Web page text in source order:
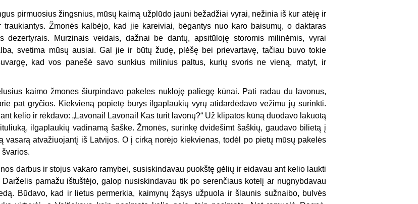
pirmuosius žingsnius, mūsų kaimą užplūdo jauni bežadžiai vyrai, nežinia iš kur atėję ir
traukiantys. Žmonės kalbėjo, kad jie kareiviai, bėgantys nuo karo baisumų, o daktaras
dezertyrais. Murzinais veidais, dažnai be dantų, apsitūloję storomis milinėmis, vyrai
svetima mūsų ausiai. Gal jie ir būtų žudę, plėšę bei prievartavę, tačiau buvo tokie
kad vos panešė savo sunkius milinius paltus, kurių svoris ne vieną, matyt, ir
kaimo žmones šiurpindavo pakeles nukloję paliegę kūnai. Pati radau du lavonus,
pat gryčios. Kiekvieną popietę būrys ilgaplaukių vyrų atidardėdavo vežimu jų surinkti.
kelio ir rėkdavo: „Lavonai! Lavonai! Kas turit lavonų?“ Už klipatos kūną duodavo lakuotą
ilgaplaukių vadinamą šaške. Žmonės, surinkę dvidešimt šaškių, gaudavo bilietą į
vasarą atvažiuojantį iš Latvijos. O į cirką norėjo kiekvienas, todėl po pietų mūsų pakelės
darbus ir stojus vakaro ramybei, susiskindavau puokštę gėlių ir eidavau ant kelio laukti
Darželis pamažu ištuštėjo, galop nusiskindavau tik po serenčiaus kotelį ar nugnybdavau
Būdavo, kad ir lietus permerkia, kaimynų žąsys užpuola ir šlaunis sužnaibo, bulvės